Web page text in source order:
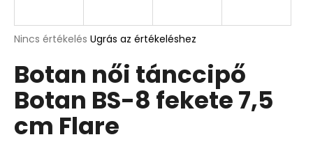
A
átlagos
értékelése
5-
ből
0,0
csillag.
Nincs értékelés Ugrás az értékeléshez
Botan női tánccipő
Botan BS-8 fekete 7,5
cm Flare
A
á
n
j
u